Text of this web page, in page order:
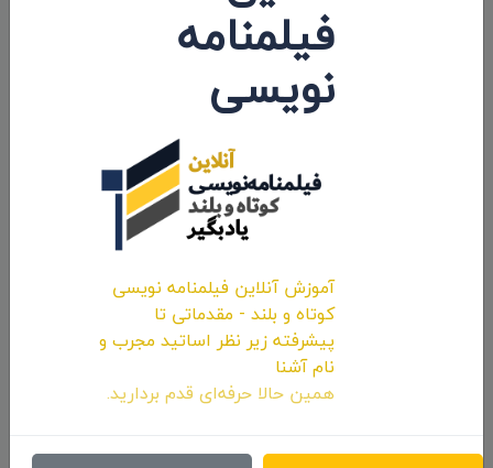
اولین کامنت و یا نظر را شما ثبت کنید.
فیلمنامه
نویسی
آموزش آنلاین فیلمنامه نویسی
کوتاه و بلند - مقدماتی تا
پیشرفته زیر نظر اساتید مجرب و
نام آشنا
همین حالا حرفه‌ای قدم بردارید.